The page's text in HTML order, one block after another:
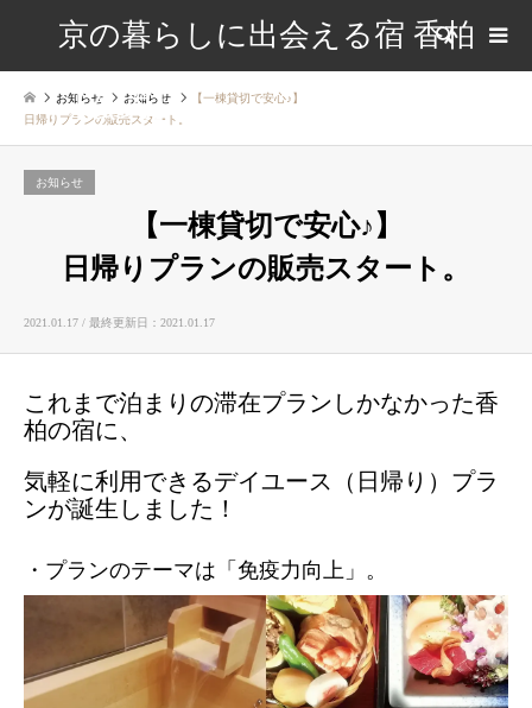
京の暮らしに出会える宿 香柏
【公式】
検索
お知らせ お知らせ
【一棟貸切で安心♪】
日帰りプランの販売スタート。
お知らせ
【一棟貸切で安心♪】
日帰りプランの販売スタート。
2021.01.17 / 最終更新日：2021.01.17
これまで泊まりの滞在プランしかなかった香
柏の宿に、
気軽に利用できるデイユース（日帰り）プラ
ンが誕生しました！
・プランのテーマは「免疫力向上」。